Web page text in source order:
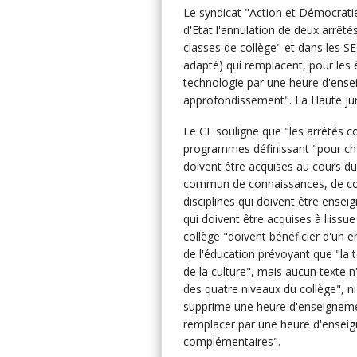
Le syndicat "Action et
d'Etat l'annulation de deux
classes de collège" et dans les
adapté) qui remplacent, pour
technologie par une heure
approfondissement". La Haute
Le CE souligne que "les arrêtés
programmes définissant "pour
doivent être acquises au cours
commun de connaissances, de
disciplines qui doivent être
qui doivent être acquises à
collège "doivent bénéficier d'un
de l'éducation prévoyant que "la
de la culture", mais aucun texte
des quatre niveaux du collège",
supprime une heure
remplacer par une heure
complémentaires".